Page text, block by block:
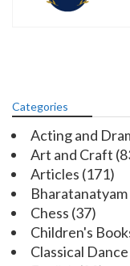
Categories
Acting and
Art and Craft
Articles (171)
Bharatanatyam
Chess (37)
Children's
Classical Dance